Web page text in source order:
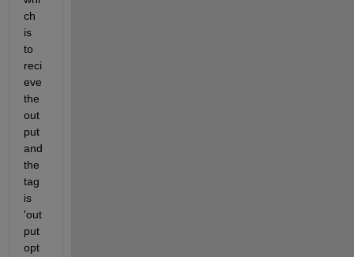
ch
is
to
reci
eve
the
out
put
and
the
tag
is
'out
put
opt